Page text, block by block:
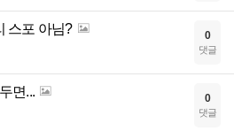
스포 아님? 0
댓글
면... 0
댓글